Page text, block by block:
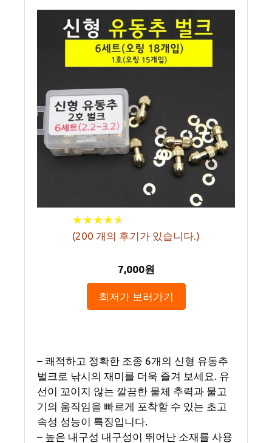
★★★★★
★★★★★
(200 개의 후기가 있습니다.)
7,000원
최저가 보러가기
– 쾌적하고 정확한 조종 6개의 신형 유동추
벌크로 낚시의 재미를 더욱 즐겨 보세요. 유
선이 꼬이지 않는 깔끔한 물체 추력과 물고
기의 움직임을 빠르게 포착할 수 있는 초고
속성 성능이 특징입니다.
– 높은 내구성 내구성이 뛰어난 소재를 사용